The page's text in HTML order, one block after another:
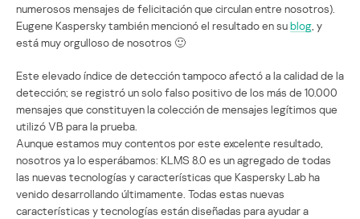
numerosos mensajes de felicitación que circulan entre nosotros).
Eugene Kaspersky también mencionó el resultado en sublog , y
está muy orgulloso de nosotros 🙂
Este elevado índice de detección tampoco afectó a la calidad de la
detección; se registró un solo falso positivo de los más de 10.000
mensajes que constituyen la colección de mensajes legítimos que
utilizó VB para la prueba.
Aunque estamos muy contentos por este excelente resultado,
nosotros ya lo esperábamos: KLMS 8.0 es un agregado de todas
las nuevas tecnologías y características que Kaspersky Lab ha
venido desarrollando últimamente. Todas estas nuevas
características y tecnologías están diseñadas para ayudar a